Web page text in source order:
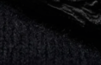
CORVUS TÉNEBRIS